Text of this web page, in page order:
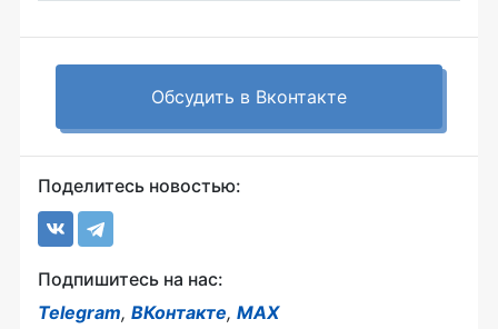
Обсудить в Вконтакте
Поделитесь новостью:
Подпишитесь на нас:
Telegram, ВКонтакте, MAX